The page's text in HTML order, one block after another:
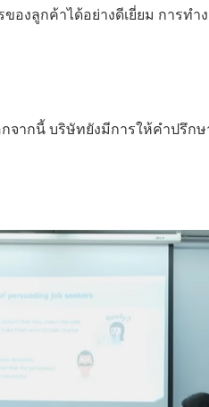
งลูกค้าได้อย่างดีเยี่ยม การท
จากนี้ บริษัทยังมีการให้คำปรึ